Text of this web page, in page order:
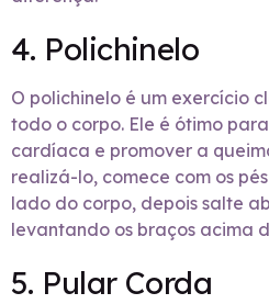
4. Polichinelo
O polichinelo é um exercício
todo o corpo. Ele é ótimo
cardíaca e promover a
realizá-lo, comece com os
lado do corpo, depois salte
levantando os braços acima
5. Pular Corda